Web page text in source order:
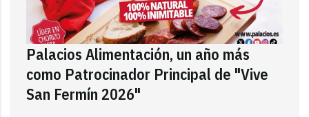
Palacios Alimentación, un año más
como Patrocinador Principal de "Vive
San Fermín 2026"